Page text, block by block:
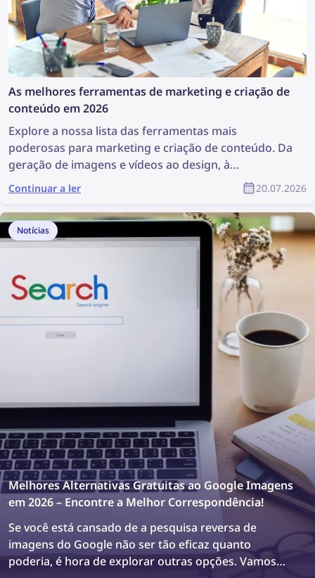
As melhores ferramentas de marketing e criação de
conteúdo em 2026
Explore a nossa lista das ferramentas mais
poderosas para marketing e criação de conteúdo. Da
geração de imagens e vídeos ao design, à
descoberta de conteúdo e à gestão de direitos
autorais, estas ferramentas são muito úteis para
qualquer equipa de marketing. Este artigo apresenta
uma lista completa das melhores ferramentas de
marketing e criação de conteúdo para profissionais
Continuar a ler 20.07.2026
Notícias
Melhores Alternativas Gratuitas ao Google Imagens
em 2026 – Encontre a Melhor Correspondência!
Se você está cansado de a pesquisa reversa de
imagens do Google não ser tão eficaz quanto
poderia, é hora de explorar outras opções. Vamos